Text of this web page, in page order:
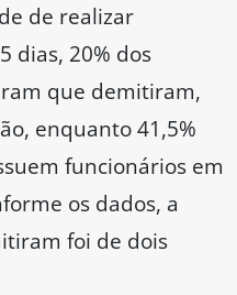
de realizar
dias, 20% dos
que demitiram,
enquanto 41,5%
funcionários em
os dados, a
foi de dois